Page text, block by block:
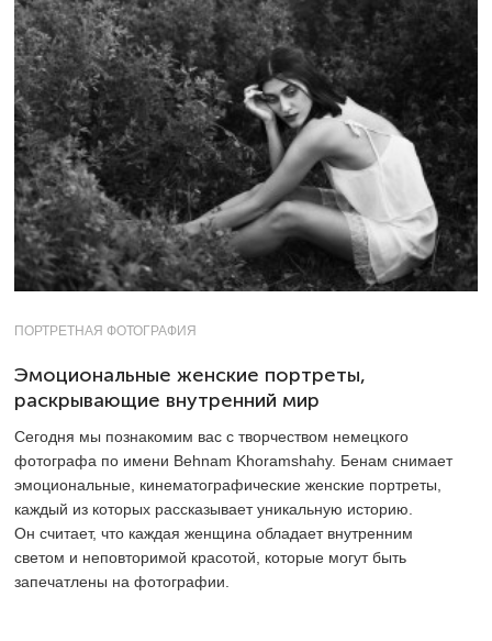
ПОРТРЕТНАЯ ФОТОГРАФИЯ
Эмоциональные женские портреты,
раскрывающие внутренний мир
Сегодня мы познакомим вас с творчеством немецкого
фотографа по имени Behnam Khoramshahy. Бенам снимает
эмоциональные, кинематографические женские портреты,
каждый из которых рассказывает уникальную историю.
Он считает, что каждая женщина обладает внутренним
светом и неповторимой красотой, которые могут быть
запечатлены на фотографии.